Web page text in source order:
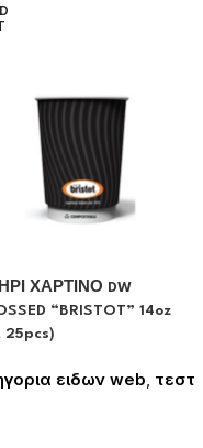
ΧΑΡΤΙΝΟ DW
“BRISTOT” 14oz
25pcs)
ειδων web τεστ